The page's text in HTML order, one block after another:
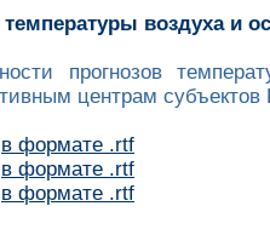
воздуха и
прогнозов
центрам субъектов
в формате .rtf
в формате .rtf
в формате .rtf